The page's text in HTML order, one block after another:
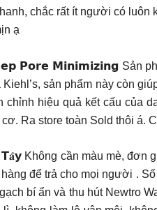
chắc rất ít người có
ạ
𝗣𝗼𝗿𝗲 𝗠𝗶𝗻𝗶𝗺𝗶𝘇𝗶𝗻𝗴 Sản
sản phẩm này còn
chỉnh hiệu quả kết cấu của
Ra store toàn Sold thôi á.
cần màu mè, đơn
để trả cho mọi người .
bí ẩn và thu hút Newtro